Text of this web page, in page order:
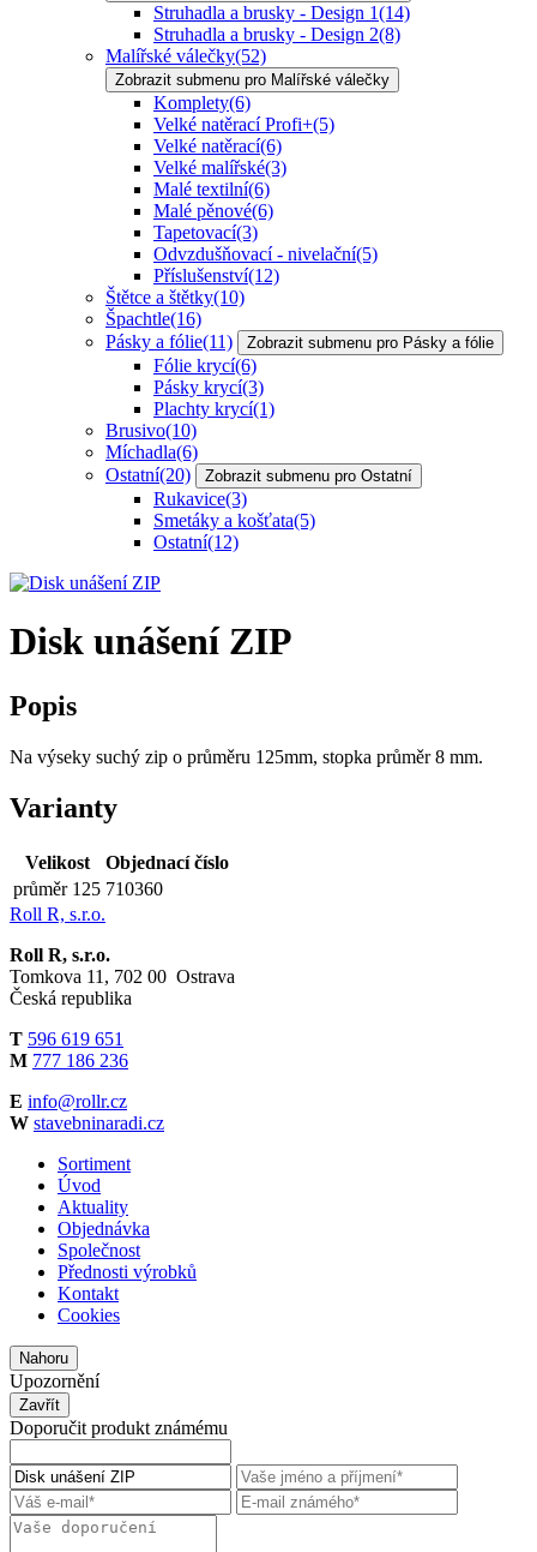
Struhadla a brusky - Design 1(14)
Struhadla a brusky - Design 2(8)
Malířské válečky(52)
Zobrazit submenu pro Malířské válečky
Komplety(6)
Velké natěrací Profi+(5)
Velké natěrací(6)
Velké malířské(3)
Malé textilní(6)
Malé pěnové(6)
Tapetovací(3)
Odvzdušňovací - nivelační(5)
Příslušenství(12)
Štětce a štětky(10)
Špachtle(16)
Pásky a fólie(11) Zobrazit submenu pro Pásky a fólie
Fólie krycí(6)
Pásky krycí(3)
Plachty krycí(1)
Brusivo(10)
Míchadla(6)
Ostatní(20) Zobrazit submenu pro Ostatní
Rukavice(3)
Smetáky a košťata(5)
Ostatní(12)
Disk unášení ZIP
Popis
Na výseky suchý zip o průměru 125mm, stopka průměr 8 mm.
Varianty
Velikost
Objednací číslo
průměr 125 710360
Roll R, s.r.o.
Roll R, s.r.o.
Tomkova 11, 702 00 Ostrava
Česká republika
T 596 619 651
M 777 186 236
E info@rollr.cz
W stavebninaradi.cz
Sortiment
Úvod
Aktuality
Objednávka
Společnost
Přednosti výrobků
Kontakt
Cookies
Nahoru
Upozornění
Zavřít
Doporučit produkt známému